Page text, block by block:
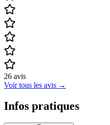
26 avis
Voir tous les avis →
Infos pratiques